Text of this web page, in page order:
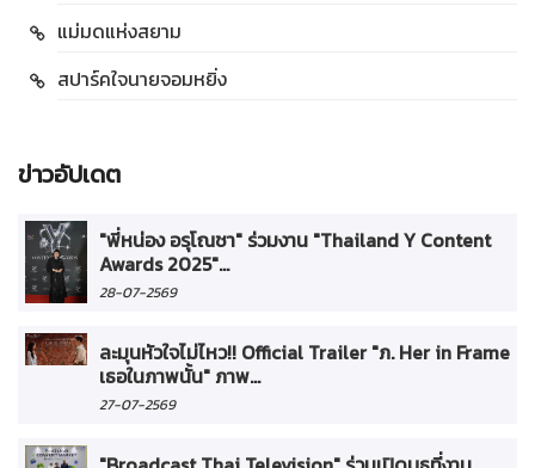
แม่มดแห่งสยาม
สปาร์คใจนายจอมหยิ่ง
ข่าวอัปเดต
"พี่หน่อง อรุโณชา" ร่วมงาน "Thailand Y Content
Awards 2025"...
28-07-2569
ละมุนหัวใจไม่ไหว!! Official Trailer "ภ. Her in Frame
เธอในภาพนั้น" ภาพ...
27-07-2569